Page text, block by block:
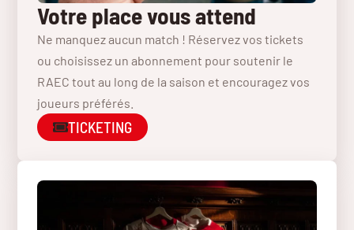
Votre place vous attend
Ne manquez aucun match ! Réservez vos tickets
ou choisissez un abonnement pour soutenir le
RAEC tout au long de la saison et encouragez vos
joueurs préférés.
TICKETING